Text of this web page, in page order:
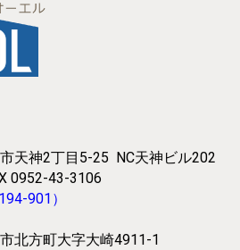
天神2丁目5-25 NC天神ビル202
0952-43-3106
901 ）
北方町大字大崎4911-1